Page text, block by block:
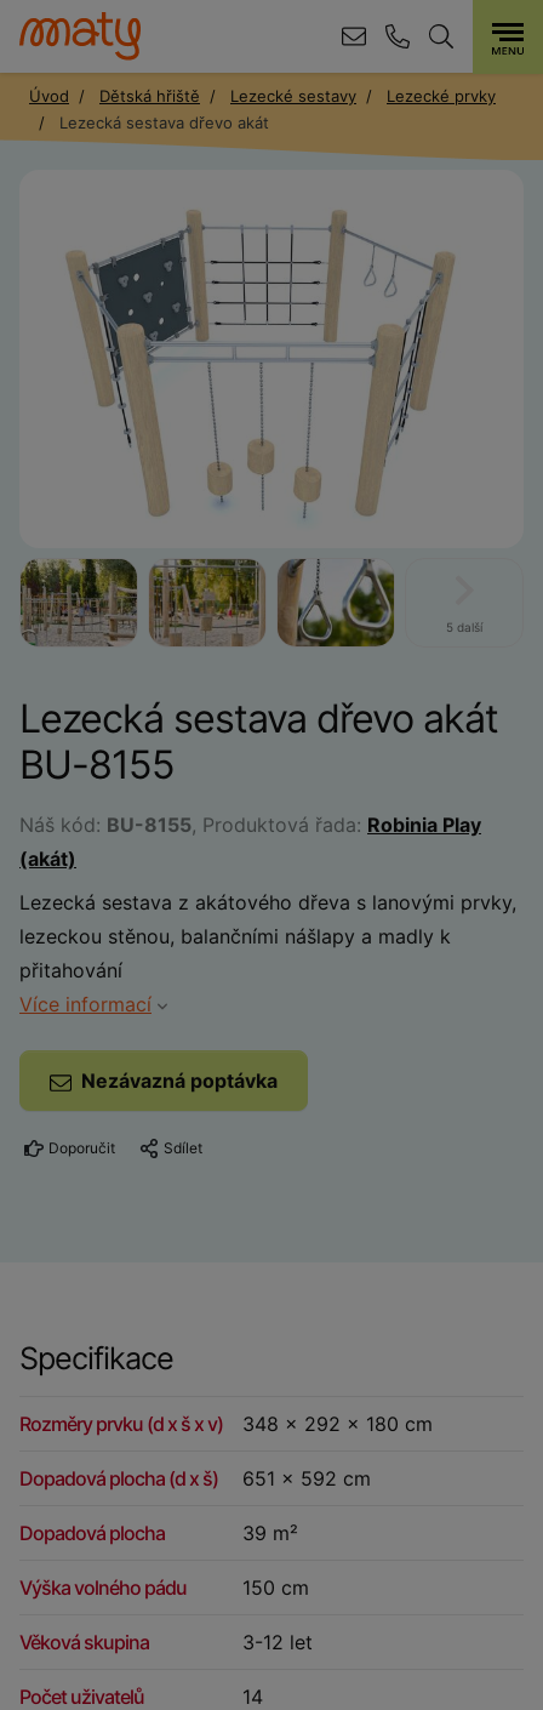
Úvod Dětská hřiště Lezecké sestavy
Lezecké prvky
Lezecká sestava dřevo akát
5 další
Lezecká sestava dřevo akát
BU-8155
Náš kód: BU-8155, Produktová řada: Robinia Play
(akát)
Lezecká sestava z akátového dřeva s lanovými prvky,
lezeckou stěnou, balančními nášlapy a madly k
přitahování
Více informací
Nezávazná poptávka
Doporučit Sdílet
Specifikace
Rozměry prvku (d x š x v) 348 x 292 x 180 cm
Dopadová plocha (d x š) 651 x 592 cm
Dopadová plocha 39 m²
Výška volného pádu 150 cm
Věková skupina 3-12 let
Počet uživatelů 14